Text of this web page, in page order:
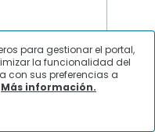
Villa De
para gestionar el portal,
la funcionalidad del
con sus preferencias a
Más información.